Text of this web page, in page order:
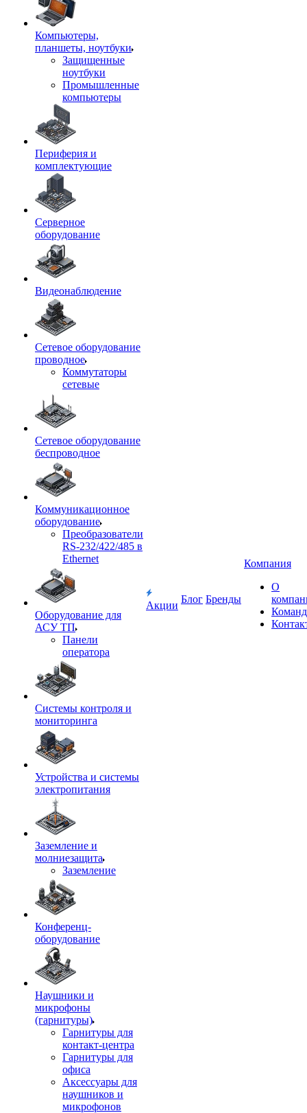
Компьютеры,
планшеты, ноутбуки
Защищенные
ноутбуки
Промышленные
компьютеры
Периферия и
комплектующие
Серверное
оборудование
Видеонаблюдение
Сетевое оборудование
проводное
Коммутаторы
сетевые
Сетевое оборудование
беспроводное
Коммуникационное
оборудование
Преобразователи
RS-232/422/485 в
Ethernet
Оборудование для
АСУ ТП
Панели
оператора
Системы контроля и
мониторинга
Устройства и системы
электропитания
Заземление и
молниезащита
Заземление
Конференц-
оборудование
Наушники и
микрофоны
(гарнитуры)
Гарнитуры для
контакт-центра
Гарнитуры для
офиса
Аксессуары для
наушников и
микрофонов
Акции
Блог Бренды
Компания
О